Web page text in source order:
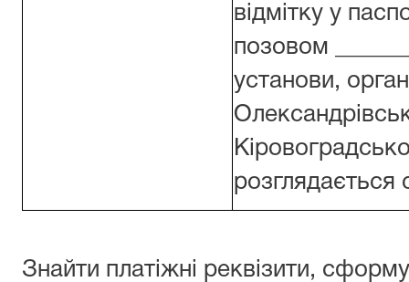
відмітку у
позовом
установи,
розглядається
Знайти платіжні реквізити,